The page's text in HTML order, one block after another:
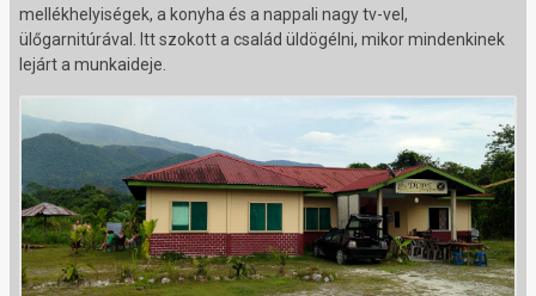
mellékhelyiségek, a konyha és a nappali nagy tv-vel,
ülőgarnitúrával. Itt szokott a család üldögélni, mikor mindenkinek
lejárt a munkaideje.